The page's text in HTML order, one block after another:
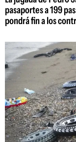
pasaportes a 199
pondrá fin a los